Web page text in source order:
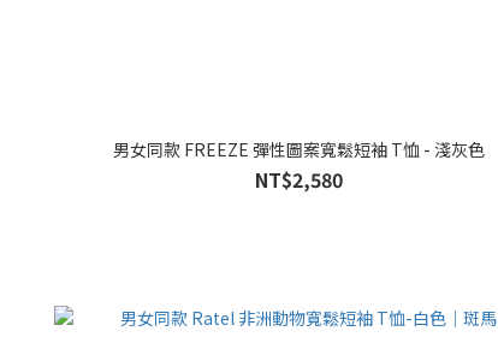
男女同款 FREEZE 彈性圖案寬鬆短袖 T恤 - 淺灰色
NT$2,580